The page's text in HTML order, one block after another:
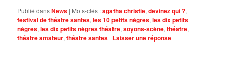
Publié dansNews | Mots-clés :agatha christie,devinez qui ?,
festival de théâtre santes,les 10 petits nègres,les dix petits
nègres,les dix petits nègres théâtre,soyons-scène,théâtre,
théâtre amateur,théâtre santes | Laisser une réponse